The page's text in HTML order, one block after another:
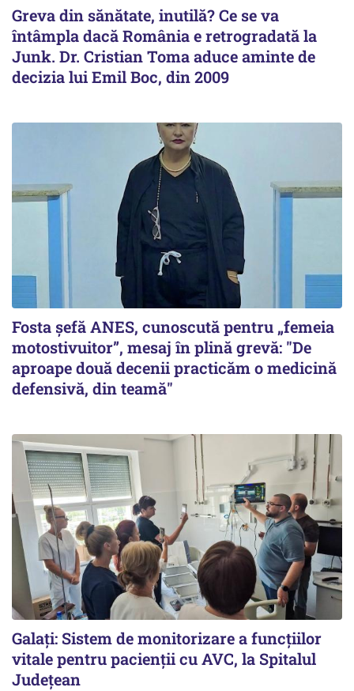
Greva din sănătate, inutilă? Ce se va
întâmpla dacă România e retrogradată la
Junk. Dr. Cristian Toma aduce aminte de
decizia lui Emil Boc, din 2009
Fosta șefă ANES, cunoscută pentru „femeia
motostivuitor”, mesaj în plină grevă: "De
aproape două decenii practicăm o medicină
defensivă, din teamă"
Galați: Sistem de monitorizare a funcțiilor
vitale pentru pacienții cu AVC, la Spitalul
Județean